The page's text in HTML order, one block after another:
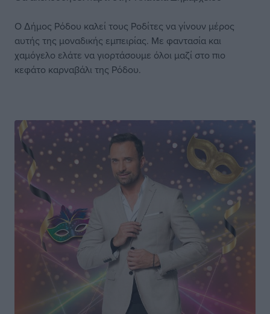
Ο Δήμος Ρόδου καλεί τους Ροδίτες να γίνουν μέρος
αυτής της μοναδικής εμπειρίας. Με φαντασία και
χαμόγελο ελάτε να γιορτάσουμε όλοι μαζί στο πιο
κεφάτο καρναβάλι της Ρόδου.